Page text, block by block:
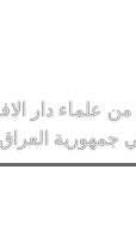
علماء دار
جمهورية العراق